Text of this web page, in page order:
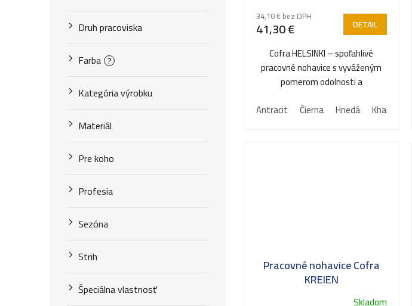
Druh pracoviska
Farba ?
Kategória výrobku
Materiál
Pre koho
Profesia
Sezóna
Strih
Špeciálna vlastnosť
34,10 € bez DPH
41,30 € DETAIL
Cofra HELSINKI – spoľahlivé
pracovné nohavice s vyváženým
pomerom odolnosti a
Antracit Čierna Hnedá Khaki
Pracovné nohavice Cofra
KREIEN
Skladom